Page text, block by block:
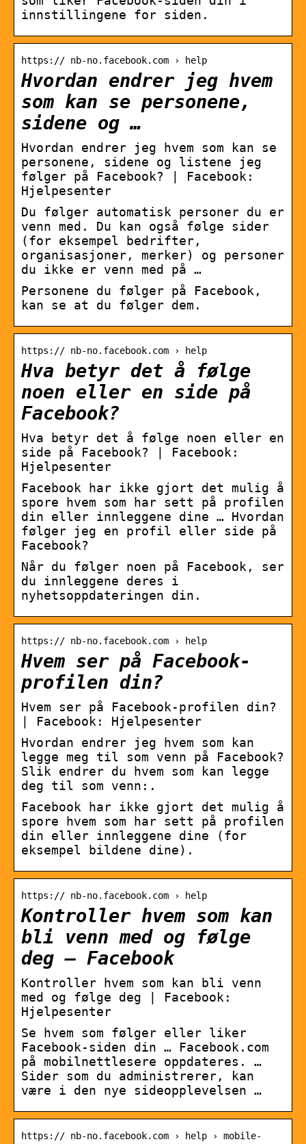
innstillingene for siden.
https:// nb-no.facebook.com › help
Hvordan endrer jeg hvem
som kan se personene,
sidene og …
Hvordan endrer jeg hvem som kan se
personene, sidene og listene jeg
følger på Facebook? | Facebook:
Hjelpesenter
Du følger automatisk personer du er
venn med. Du kan også følge sider
(for eksempel bedrifter,
organisasjoner, merker) og personer
du ikke er venn med på …
Personene du følger på Facebook,
kan se at du følger dem.
https:// nb-no.facebook.com › help
Hva betyr det å følge
noen eller en side på
Facebook?
Hva betyr det å følge noen eller en
side på Facebook? | Facebook:
Hjelpesenter
Facebook har ikke gjort det mulig å
spore hvem som har sett på profilen
din eller innleggene dine … Hvordan
følger jeg en profil eller side på
Facebook?
Når du følger noen på Facebook, ser
du innleggene deres i
nyhetsoppdateringen din.
https:// nb-no.facebook.com › help
Hvem ser på Facebook-
profilen din?
Hvem ser på Facebook-profilen din?
| Facebook: Hjelpesenter
Hvordan endrer jeg hvem som kan
legge meg til som venn på Facebook?
Slik endrer du hvem som kan legge
deg til som venn:.
Facebook har ikke gjort det mulig å
spore hvem som har sett på profilen
din eller innleggene dine (for
eksempel bildene dine).
https:// nb-no.facebook.com › help
Kontroller hvem som kan
bli venn med og følge
deg – Facebook
Kontroller hvem som kan bli venn
med og følge deg | Facebook:
Hjelpesenter
Se hvem som følger eller liker
Facebook-siden din … Facebook.com
på mobilnettlesere oppdateres. …
Sider som du administrerer, kan
være i den nye sideopplevelsen …
https:// nb-no.facebook.com › help › mobile-